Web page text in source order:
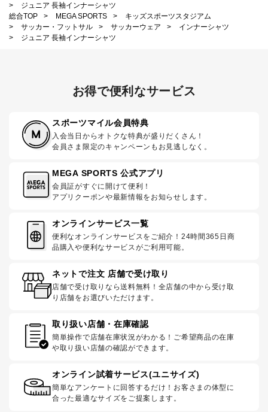
>
ジュニア 長袖インナーシャツ
総合TOP
> MEGA SPORTS >
キッズスポーツスタジアム
>
サッカー・フットサル > サッカーウェア >
インナーシャツ
>
ジュニア 長袖インナーシャツ
お得で便利なサービス
スポーツマイル会員特典
入会当日からオトクな特典が盛りだくさん！
会員さま限定のキャンペーンもお見逃しなく。
MEGA SPORTS 公式アプリ
会員証がすぐに開けて便利！
アプリクーポンや最新情報をお知らせします。
オンラインサービス一覧
便利なオンラインサービスをご紹介！24時間365日商
品購入や便利なサービスがご利用可能。
ネットで注文 店舗で受け取り
店舗で受け取りなら送料無料！全店舗の中から受け取
り店舗をお選びいただけます。
取り扱い店舗・在庫確認
簡単操作で店舗在庫状況がわかる！ご希望商品の在庫
や取り扱い店舗の確認ができます。
オンライン試着サービス(ユニサイズ)
簡単なアンケートに回答するだけ！お客さまの体型に
合った最適なサイズをご提案します。